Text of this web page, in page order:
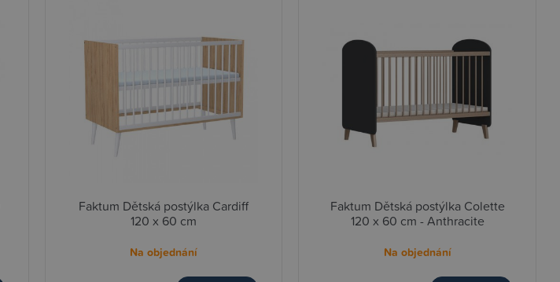
Faktum Dětská postýlka Cardiff
120 x 60 cm
Na objednání
Faktum Dětská postýlka Colette
120 x 60 cm - Anthracite
Na objednání